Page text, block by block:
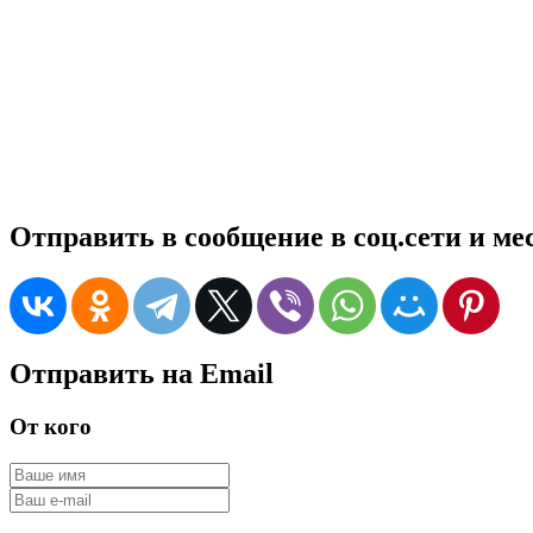
Отправить в сообщение в соц.сети и
Отправить на Email
От кого